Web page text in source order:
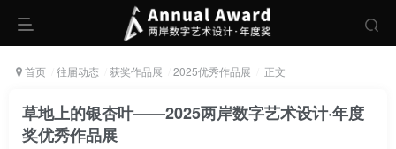
首页 往届动态 获奖作品展 2025优秀作品展 正文
草地上的银杏叶——2025两岸数字艺术设计·年度
奖优秀作品展